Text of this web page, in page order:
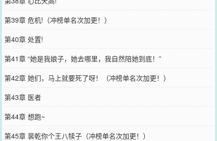
第39章 危机!（冲榜单名次加更！）
第40章 处置!
第41章 “她是我娘子，她去哪里，我自然陪她到底！”
第42章 她们，马上就要死了呀！（冲榜单名次加更！）
第43章 医者
第44章 想跑~
第45章 裴乾你个王八犊子（冲榜单名次加更！）